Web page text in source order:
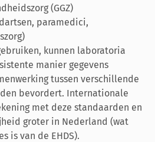
(GGZ)
paramedici,
kunnen laboratoria
manier gegevens
tussen verschillende
bevordert. Internationale
met deze standaarden en
groter in Nederland (wat
is van de EHDS).